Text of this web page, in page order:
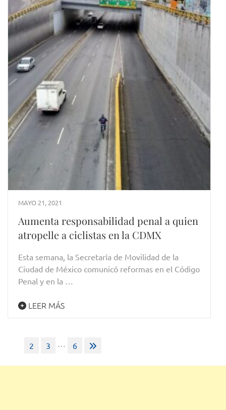
MAYO 21, 2021
Aumenta responsabilidad penal a quien
atropelle a ciclistas en la CDMX
Esta semana, la Secretaría de Movilidad de la
Ciudad de México comunicó reformas en el Código
Penal y en la …
LEER MÁS
Paginación
entradas
2 3 6